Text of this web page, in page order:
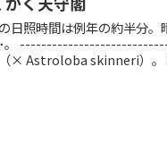
日照時間は例年の約半分
ロロバ・天
× Astroloba skinneri）